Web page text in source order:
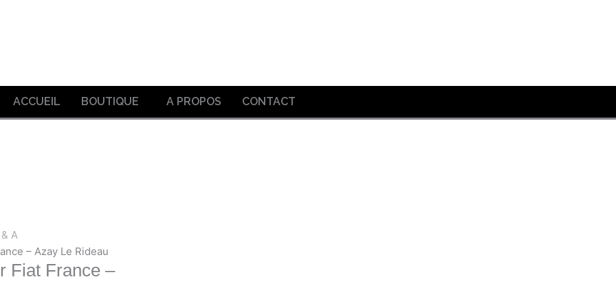
ACCUEIL BOUTIQUE A PROPOS CONTACT
A
– Azay Le Rideau
Fiat France –